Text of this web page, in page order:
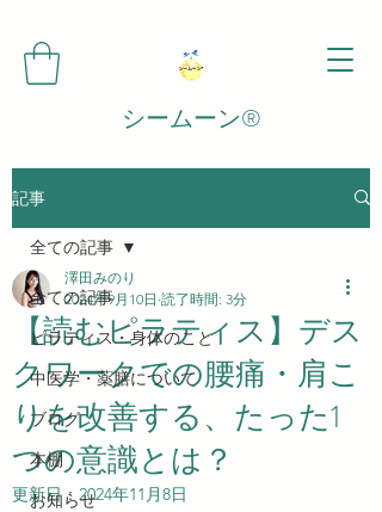
シームーン®️
記事
全ての記事
ピラティス・身体のこと
中医学・薬膳について
ブログ
本棚
お知らせ
全ての記事
【読むピラティス】デス
クワークでの腰痛・肩こ
りを改善する、たった1
つの意識とは？
澤田みのり
2024年9月10日 読了時間: 3分
更新日： 2024年11月8日